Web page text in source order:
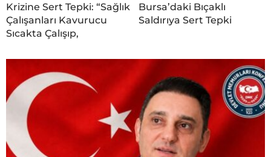
Krizine Sert Tepki: “Sağlık
Çalışanları Kavurucu
Sıcakta Çalışıp,
Bursa’daki Bıçaklı
Saldırıya Sert Tepki